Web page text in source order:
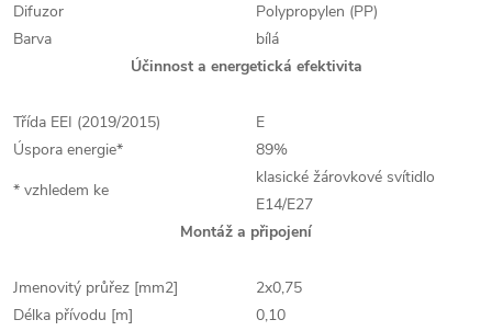
Difuzor
Polypropylen (PP)
Barva
bílá
Účinnost a energetická efektivita
Třída EEI (2019/2015)
E
Úspora energie*
89%
* vzhledem ke
klasické žárovkové svítidlo
E14/E27
Montáž a připojení
Jmenovitý průřez [mm2]
2x0,75
Délka přívodu [m]
0,10